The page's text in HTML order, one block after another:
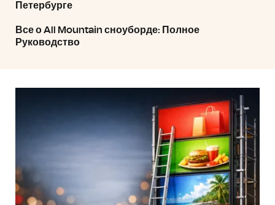
Петербурге
Все о All Mountain сноуборде: Полное
Руководство